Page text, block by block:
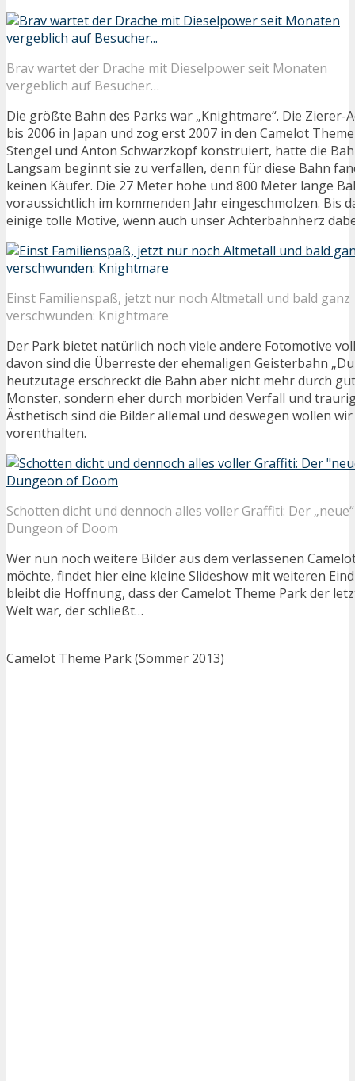
Brav wartet der Drache mit Dieselpower seit Monaten
vergeblich auf Besucher…
Die größte Bahn des Parks war „Knightmare“. Die Zierer-
bis 2006 in Japan und zog erst 2007 in den Camelot
Stengel und Anton Schwarzkopf konstruiert, hatte die
Langsam beginnt sie zu verfallen, denn für diese Bahn
keinen Käufer. Die 27 Meter hohe und 800 Meter lange
voraussichtlich im kommenden Jahr eingeschmolzen. Bis
einige tolle Motive, wenn auch unser Achterbahnherz
Einst Familienspaß, jetzt nur noch Altmetall und bald ganz
verschwunden: Knightmare
Der Park bietet natürlich noch viele andere Fotomotive
davon sind die Überreste der ehemaligen Geisterbahn
heutzutage erschreckt die Bahn aber nicht mehr durch
Monster, sondern eher durch morbiden Verfall und
Ästhetisch sind die Bilder allemal und deswegen wollen
vorenthalten.
Schotten dicht und dennoch alles voller Graffiti: Der „neue“
Dungeon of Doom
Wer nun noch weitere Bilder aus dem verlassenen
möchte, findet hier eine kleine Slideshow mit weiteren
bleibt die Hoffnung, dass der Camelot Theme Park der
Welt war, der schließt…
Camelot Theme Park (Sommer 2013)